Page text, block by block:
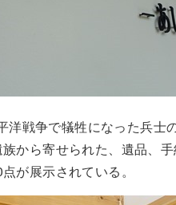
洋戦争で犠牲になった兵士
から寄せられた、遺品、
が展示されている。